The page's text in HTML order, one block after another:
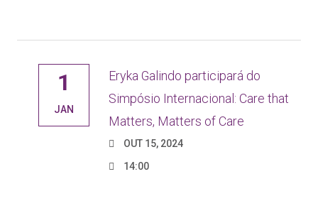
1
JAN
Eryka Galindo participará do
Simpósio Internacional: Care that
Matters, Matters of Care
OUT 15, 2024
14:00